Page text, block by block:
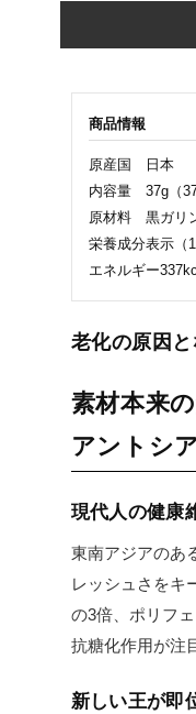
商品情報
原産国 日本
内容量 37g（
原材料 黒ガリ
栄養成分表示（
エネルギー
老化の原因
素材本来
アントシ
現代人の健康
東南アジアのあ
レッシュさをキ
の3倍、ポリフ
抗糖化作用が注
新しい王が即